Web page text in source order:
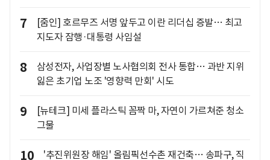
7
[줌인] 호르무즈 서명 앞두고 이란 리더십 증발… 최고
지도자 잠행·대통령 사임설
8
삼성전자, 사업장별 노사협의회 전사 통합… 과반 지위
잃은 초기업 노조 '영향력 만회' 시도
9
[뉴테크] 미세 플라스틱 꼼짝 마, 자연이 가르쳐준 청소
그물
10
'추진위원장 해임' 올림픽선수촌 재건축… 송파구, 직